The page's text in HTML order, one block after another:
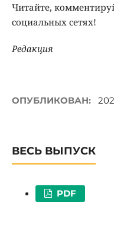
Читайте,
социальных сетях!
Редакция
ОПУБЛИКОВАН:
ВЕСЬ ВЫПУСК
PDF